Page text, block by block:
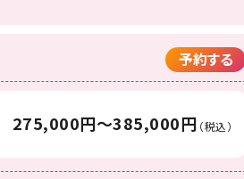
予約する
275,000円〜385,000円 （税込）